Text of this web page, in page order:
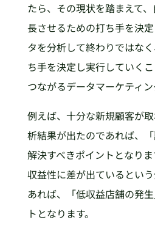
たら、その現状を踏まえて
長させるための打ち手を決
タを分析して終わりではな
ち手を決定し実行していく
つながるデータマーケティン
例えば、十分な新規顧客が
析結果が出たのであれば、
解決すべきポイントとなり
収益性に差が出ているとい
あれば、「低収益店舗の発
トとなります。